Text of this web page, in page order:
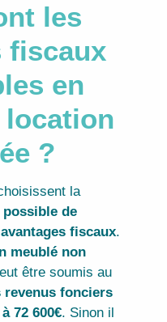
les
fiscaux
en
location
?
la
de
fiscaux.
meublé non
être soumis au
fonciers
72 600€. Sinon il